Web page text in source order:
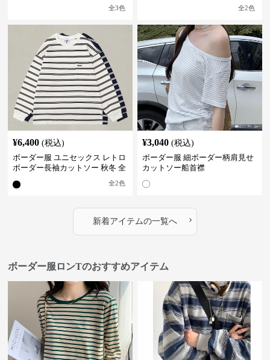
全3色 全2色
¥6,400 (税込)
ボーダー服 ユニセックス レトロ
ボーダー長袖カットソー 秋冬 全
全2色
¥3,040 (税込)
ボーダー服 細ボーダー柄肩見せ
カットソー船首襟
新着アイテムの一覧へ ›
ボーダー服ロンTのおすすめアイテム